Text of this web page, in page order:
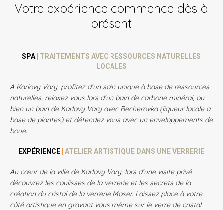
Votre expérience commence dès à
présent
SPA| TRAITEMENTS AVEC RESSOURCES NATURELLES
LOCALES
A Karlovy Vary, profitez d’un soin unique à base de ressources
naturelles, relaxez vous lors d’un bain de carbone minéral, ou
bien un bain de Karlovy Vary avec Becherovka (liqueur locale à
base de plantes) et détendez vous avec un enveloppements de
boue.
EXPÉRIENCE |ATELIER ARTISTIQUE DANS UNE VERRERIE
Au cœur de la ville de Karlovy Vary, lors d’une visite privé
découvrez les coulisses de la verrerie et les secrets de la
création du cristal de la verrerie Moser. Laissez place à votre
côté artistique en gravant vous même sur le verre de cristal.